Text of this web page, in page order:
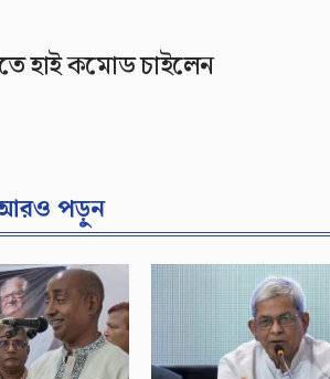
হাই কমোড চাইলেন
আরও পড়ুন